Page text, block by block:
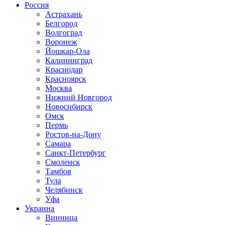
Россия
Астрахань
Белгород
Волгоград
Воронеж
Йошкар-Ола
Калининград
Краснодар
Красноярск
Москва
Нижний Новгород
Новосибирск
Омск
Пермь
Ростов-на-Дону
Самара
Санкт-Петербург
Смоленск
Тамбов
Тула
Челябинск
Уфа
Украина
Винница